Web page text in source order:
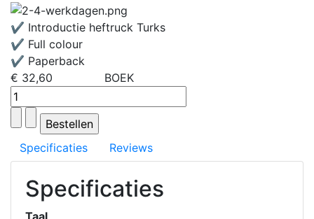
✔ Introductie heftruck Turks
✔ Full colour
✔ Paperback
€ 32,60
BOEK
Specificaties Reviews
Specificaties
Taal